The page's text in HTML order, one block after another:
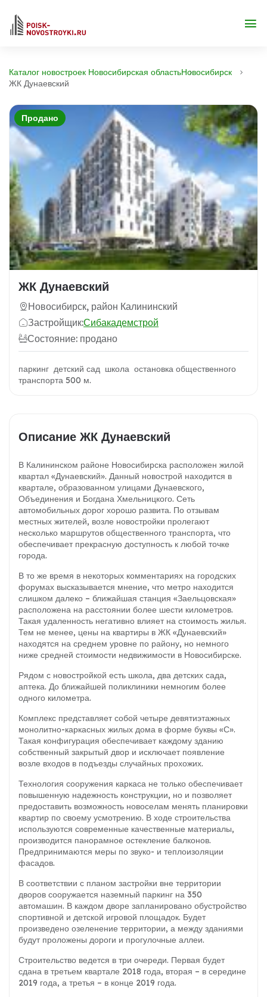
Каталог новостроек Новосибирская областьНовосибирск
ЖК Дунаевский
Продано
ЖК Дунаевский
Новосибирск, район Калининский
Застройщик:Сибакадемстрой
Состояние: продано
паркинг детский сад школа остановка общественного
транспорта 500 м.
Описание ЖК Дунаевский
В Калининском районе Новосибирска расположен жилой
квартал «Дунаевский». Данный новострой находится в
квартале, образованном улицами Дунаевского,
Объединения и Богдана Хмельницкого. Сеть
автомобильных дорог хорошо развита. По отзывам
местных жителей, возле новостройки пролегают
несколько маршрутов общественного транспорта, что
обеспечивает прекрасную доступность к любой точке
города.
В то же время в некоторых комментариях на городских
форумах высказывается мнение, что метро находится
слишком далеко – ближайшая станция «Заельцовская»
расположена на расстоянии более шести километров.
Такая удаленность негативно влияет на стоимость жилья.
Тем не менее, цены на квартиры в ЖК «Дунаевский»
находятся на среднем уровне по району, но немного
ниже средней стоимости недвижимости в Новосибирске.
Рядом с новостройкой есть школа, два детских сада,
аптека. До ближайшей поликлиники немногим более
одного километра.
Комплекс представляет собой четыре девятиэтажных
монолитно-каркасных жилых дома в форме буквы «С».
Такая конфигурация обеспечивает каждому зданию
собственный закрытый двор и исключает появление
возле входов в подъезды случайных прохожих.
Технология сооружения каркаса не только обеспечивает
повышенную надежность конструкции, но и позволяет
предоставить возможность новоселам менять планировки
квартир по своему усмотрению. В ходе строительства
используются современные качественные материалы,
производится панорамное остекление балконов.
Предпринимаются меры по звуко- и теплоизоляции
фасадов.
В соответствии с планом застройки вне территории
дворов сооружается наземный паркинг на 350
автомашин. В каждом дворе запланировано обустройство
спортивной и детской игровой площадок. Будет
произведено озеленение территории, а между зданиями
будут проложены дороги и прогулочные аллеи.
Строительство ведется в три очереди. Первая будет
сдана в третьем квартале 2018 года, вторая – в середине
2019 года, а третья – в конце 2019 года.